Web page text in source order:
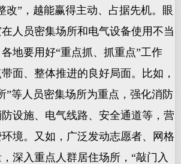
”，越能赢得主动、占据先机。眼
人员密集场所和电气设备使用不当
地要用好“重点抓、抓重点”工作
面、整体推进的良好局面。比如，
”等人员密集场所为重点，强化消防
设施、电气线路、安全通道等，营
境。又如，广泛发动志愿者、网格
深入重点人群居住场所，“敲门入